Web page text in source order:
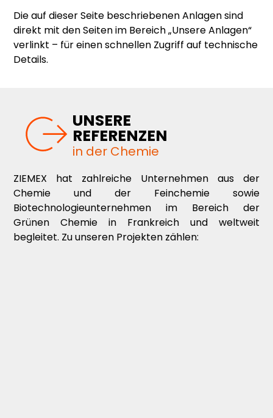
Die auf dieser Seite beschriebenen Anlagen sind
direkt mit den Seiten im Bereich „Unsere Anlagen“
verlinkt – für einen schnellen Zugriff auf technische
Details.
UNSERE
REFERENZEN
in der Chemie
ZIEMEX hat zahlreiche Unternehmen aus der
Chemie und der Feinchemie sowie
Biotechnologieunternehmen im Bereich der
Grünen Chemie in Frankreich und weltweit
begleitet. Zu unseren Projekten zählen: